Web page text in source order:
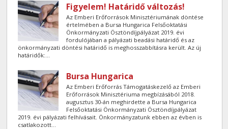
Figyelem! Határidő változás!
Az Emberi Erőforrások Minisztériumának döntése
értelmében a Bursa Hungarica Felsőoktatási
Önkormányzati Ösztöndíjpályázat 2019. évi
fordulójában a pályázati beadási határidő és az
önkormányzati döntési határidő is meghosszabbításra került. Az új
határidők:...
Bursa Hungarica
Az Emberi Erőforrás Támogatáskezelő az Emberi
Erőforrások Minisztériuma megbízásából 2018.
augusztus 30-án meghirdette a Bursa Hungarica
Felsőoktatási Önkormányzati Ösztöndíjpályázat
2019. évi pályázati felhívásait. Önkormányzatunk ebben az évben is
csatlakozott...